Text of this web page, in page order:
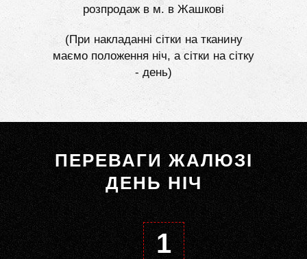
розпродаж в м. в Жашкові
(При накладанні сітки на тканину
маємо положення ніч, а сітки на сітку
- день)
ПЕРЕВАГИ ЖАЛЮЗІ
ДЕНЬ НІЧ
1